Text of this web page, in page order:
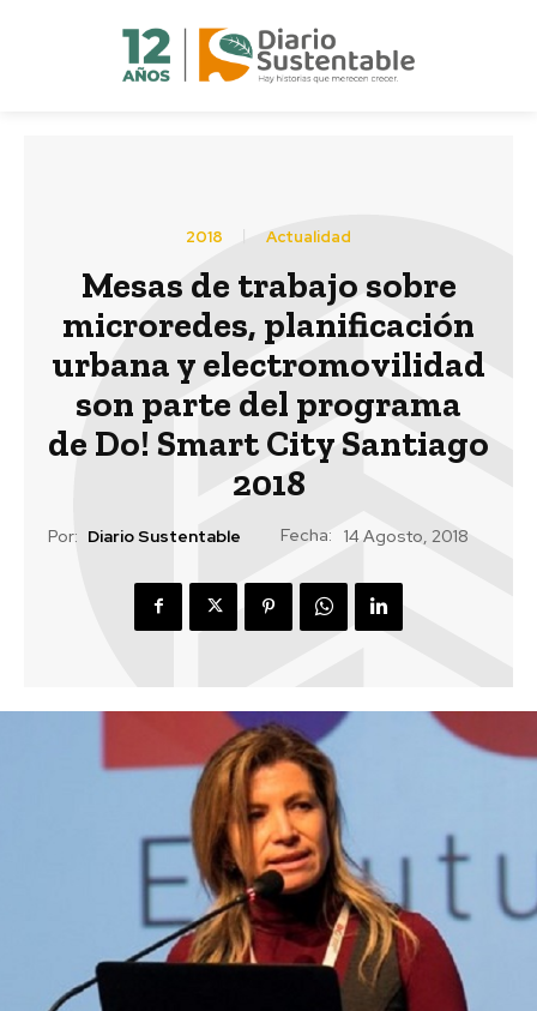
2018 Actualidad
Mesas de trabajo sobre
microredes, planificación
urbana y electromovilidad
son parte del programa
de Do! Smart City Santiago
2018
Por: Diario Sustentable Fecha: 14 Agosto, 2018